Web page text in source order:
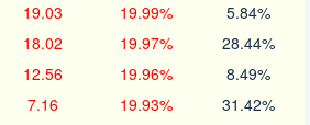
19.03 19.99% 5.84%
18.02 19.97% 28.44%
12.56 19.96% 8.49%
7.16 19.93% 31.42%